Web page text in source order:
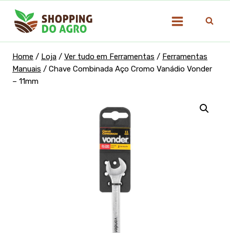
para
Home / Loja / Ver tudo em Ferramentas / Ferramentas
Manuais / Chave Combinada Aço Cromo Vanádio Vonder
– 11mm